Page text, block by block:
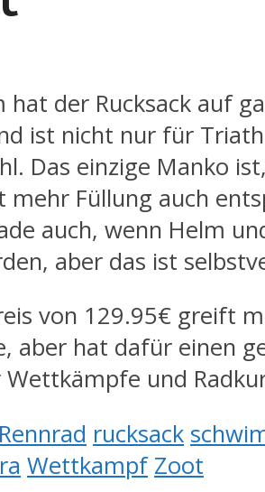
hat der Rucksack auf
ist nicht nur für
Das einzige Manko
mehr Füllung auch
auch, wenn Helm
aber das ist
von 129.95€ greift
aber hat dafür einen
und
Rennrad rucksack
Wettkampf Zoot